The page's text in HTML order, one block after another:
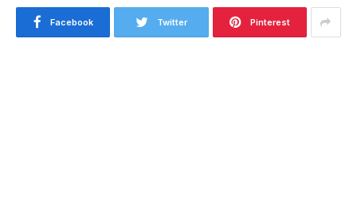
Facebook Twitter Pinterest